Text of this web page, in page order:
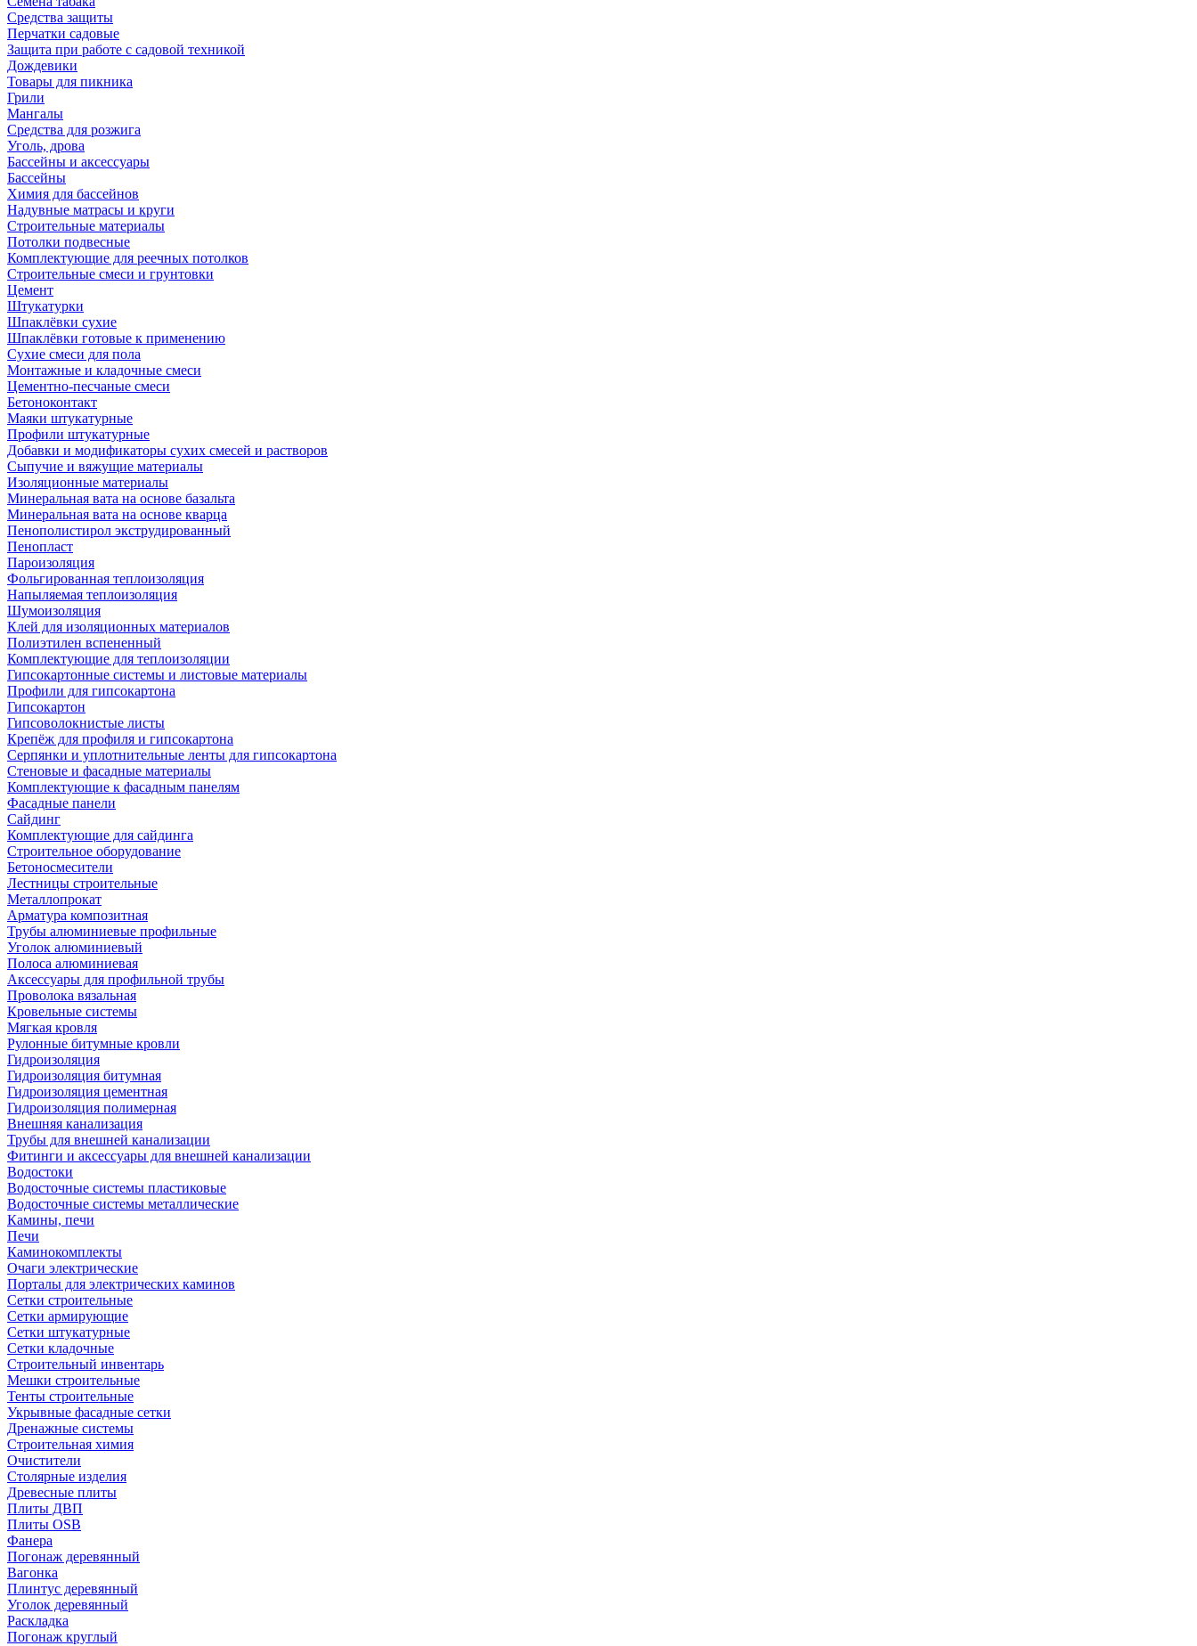
Средства защиты
Перчатки садовые
Защита при работе с садовой техникой
Дождевики
Товары для пикника
Грили
Мангалы
Средства для розжига
Уголь, дрова
Бассейны и аксессуары
Бассейны
Химия для бассейнов
Надувные матрасы и круги
Строительные материалы
Потолки подвесные
Комплектующие для реечных потолков
Строительные смеси и грунтовки
Цемент
Штукатурки
Шпаклёвки сухие
Шпаклёвки готовые к применению
Сухие смеси для пола
Монтажные и кладочные смеси
Цементно-песчаные смеси
Бетоноконтакт
Маяки штукатурные
Профили штукатурные
Добавки и модификаторы сухих смесей и растворов
Сыпучие и вяжущие материалы
Изоляционные материалы
Минеральная вата на основе базальта
Минеральная вата на основе кварца
Пенополистирол экструдированный
Пенопласт
Пароизоляция
Фольгированная теплоизоляция
Напыляемая теплоизоляция
Шумоизоляция
Клей для изоляционных материалов
Полиэтилен вспененный
Комплектующие для теплоизоляции
Гипсокартонные системы и листовые материалы
Профили для гипсокартона
Гипсокартон
Гипсоволокнистые листы
Крепёж для профиля и гипсокартона
Серпянки и уплотнительные ленты для гипсокартона
Стеновые и фасадные материалы
Комплектующие к фасадным панелям
Фасадные панели
Сайдинг
Комплектующие для сайдинга
Строительное оборудование
Бетоносмесители
Лестницы строительные
Металлопрокат
Арматура композитная
Трубы алюминиевые профильные
Уголок алюминиевый
Полоса алюминиевая
Аксессуары для профильной трубы
Проволока вязальная
Кровельные системы
Мягкая кровля
Рулонные битумные кровли
Гидроизоляция
Гидроизоляция битумная
Гидроизоляция цементная
Гидроизоляция полимерная
Внешняя канализация
Трубы для внешней канализации
Фитинги и аксессуары для внешней канализации
Водостоки
Водосточные системы пластиковые
Водосточные системы металлические
Камины, печи
Печи
Каминокомплекты
Очаги электрические
Порталы для электрических каминов
Сетки строительные
Сетки армирующие
Сетки штукатурные
Сетки кладочные
Строительный инвентарь
Мешки строительные
Тенты строительные
Укрывные фасадные сетки
Дренажные системы
Строительная химия
Очистители
Столярные изделия
Древесные плиты
Плиты ДВП
Плиты OSB
Фанера
Погонаж деревянный
Вагонка
Плинтус деревянный
Уголок деревянный
Раскладка
Погонаж круглый